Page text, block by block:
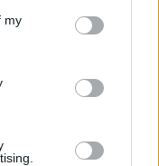
You may click to
third-party tags to
in below Google
my